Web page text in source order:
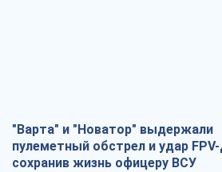
"Варта" и "Новатор" выдержали
пулеметный обстрел и удар
сохранив жизнь офицеру ВСУ